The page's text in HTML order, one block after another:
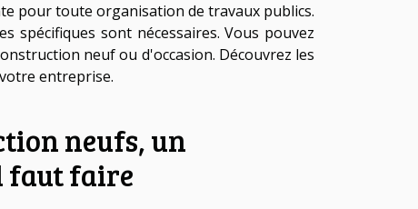
pour toute organisation de travaux publics.
spécifiques sont nécessaires. Vous pouvez
neuf ou d'occasion. Découvrez les
entreprise.
neufs, un
faut faire